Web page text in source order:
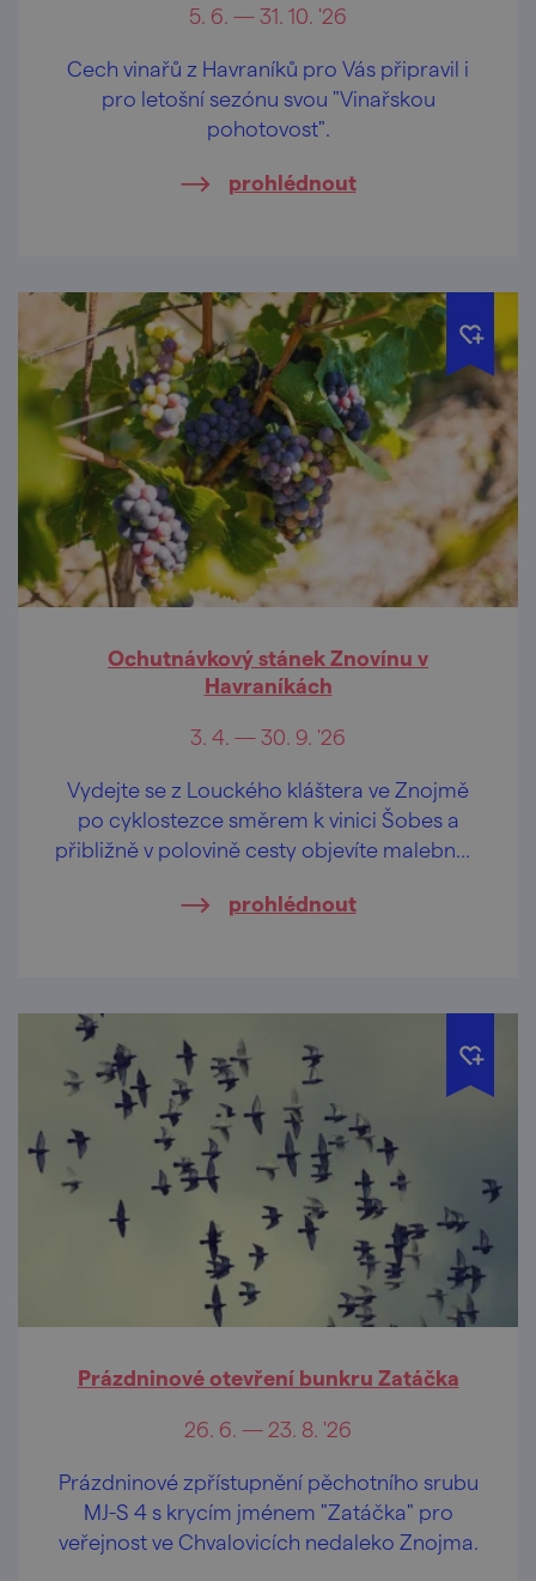
5. 6. — 31. 10. '26
Cech vinařů z Havraníků pro Vás připravil i
pro letošní sezónu svou "Vinařskou
pohotovost".
prohlédnout
Ochutnávkový stánek Znovínu v
Havraníkách
3. 4. — 30. 9. '26
Vydejte se z Louckého kláštera ve Znojmě
po cyklostezce směrem k vinici Šobes a
přibližně v polovině cesty objevíte malebnou
prohlédnout
Prázdninové otevření bunkru Zatáčka
26. 6. — 23. 8. '26
Prázdninové zpřístupnění pěchotního srubu
MJ-S 4 s krycím jménem "Zatáčka" pro
veřejnost ve Chvalovicích nedaleko Znojma.